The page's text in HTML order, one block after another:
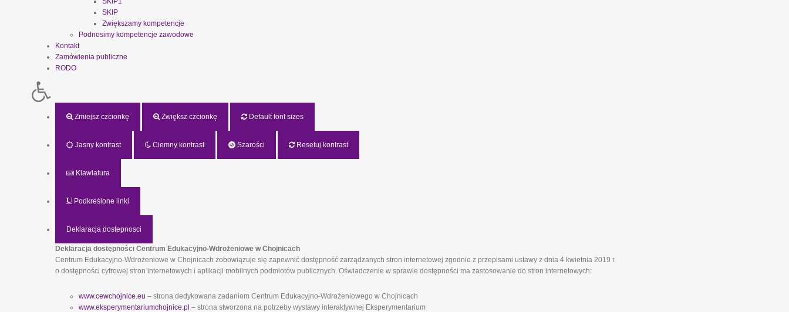
SKIP
Zwiększamy kompetencje
Podnosimy kompetencje zawodowe
Kontakt
Zamówienia publiczne
RODO
Zmiejsz czcionkę Zwiększ czcionkę Default font sizes
Jasny kontrast Ciemny kontrast Szarości Resetuj kontrast
Klawiatura
Podkreślone linki
Deklaracja dostepnosci
Deklaracja dostępności Centrum Edukacyjno-Wdrożeniowe w Chojnicach
Centrum Edukacyjno-Wdrożeniowe w Chojnicach zobowiązuje się zapewnić dostępność zarządzanych stron internetowej zgodnie z przepisami ustawy z dnia 4 kwietnia 2019 r.
o dostępności cyfrowej stron internetowych i aplikacji mobilnych podmiotów publicznych. Oświadczenie w sprawie dostępności ma zastosowanie do stron internetowych:
www.cewchojnice.eu – strona dedykowana zadaniom Centrum Edukacyjno-Wdrożeniowego w Chojnicach
www.eksperymentariumchojnice.pl – strona stworzona na potrzeby wystawy interaktywnej Eksperymentarium